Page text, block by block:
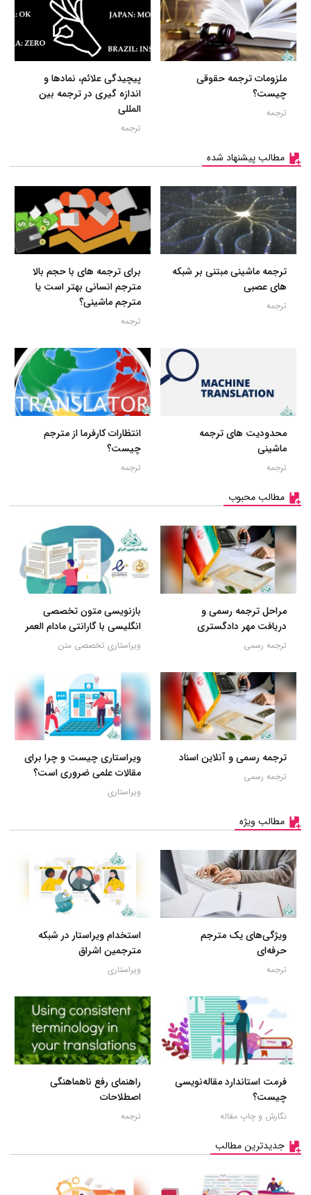
ملزومات ترجمه حقوقی
چیست؟
ترجمه
پیچیدگی علائم، نمادها و
اندازه گیری در ترجمه بین
المللی
ترجمه
مطالب پیشنهاد شده
ترجمه ماشینی مبتنی بر شبکه
های عصبی
ترجمه
برای ترجمه های با حجم بالا
مترجم انسانی بهتر است یا
مترجم ماشینی؟
ترجمه
محدودیت های ترجمه
ماشینی
ترجمه
انتظارات کارفرما از مترجم
چیست؟
ترجمه
مطالب محبوب
مراحل ترجمه رسمی و
دریافت مهر دادگستری
ترجمه رسمی
بازنویسی متون تخصصی
انگلیسی با گارانتی مادام العمر
ویراستاری تخصصی متن
ترجمه رسمی و آنلاین اسناد
ترجمه رسمی
ویراستاری چیست و چرا برای
مقالات علمی ضروری است؟
ویراستاری
مطالب ویژه
ویژگی‌های یک مترجم
حرفه‌ای
ترجمه
استخدام ویراستار در شبکه
مترجمین اشراق
ویراستاری
فرمت استاندارد مقاله‌نویسی
چیست؟
نگارش و چاپ مقاله
راهنمای رفع ناهماهنگی
اصطلاحات
ترجمه
جدیدترین مطالب